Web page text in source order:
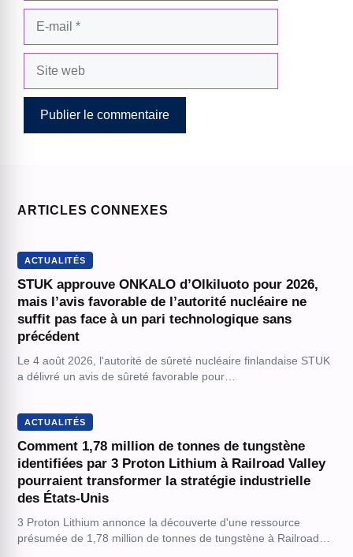
ARTICLES CONNEXES
ACTUALITÉS
STUK approuve ONKALO d’Olkiluoto pour 2026,
mais l’avis favorable de l’autorité nucléaire ne
suffit pas face à un pari technologique sans
précédent
Le 4 août 2026, l'autorité de sûreté nucléaire finlandaise STUK
a délivré un avis de sûreté favorable pour…
ACTUALITÉS
Comment 1,78 million de tonnes de tungstène
identifiées par 3 Proton Lithium à Railroad Valley
pourraient transformer la stratégie industrielle
des États-Unis
3 Proton Lithium annonce la découverte d'une ressource
présumée de 1,78 million de tonnes de tungstène à Railroad…